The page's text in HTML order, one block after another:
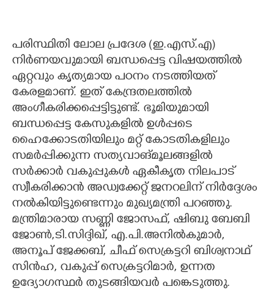
പരിസ്ഥിതി ലോല പ്രദേശ (ഇ.എസ്.എ)
നിർണയവുമായി ബന്ധപ്പെട്ട വിഷയത്തിൽ
ഏറ്റവും കൃത്യമായ പഠനം നടത്തിയത്
കേരളമാണ്. ഇത് കേന്ദ്രതലത്തിൽ
അംഗീകരിക്കപ്പെട്ടിട്ടുണ്ട്. ഭൂമിയുമായി
ബന്ധപ്പെട്ട കേസുകളിൽ ഉൾപ്പടെ
ഹൈക്കോടതിയിലും മറ്റ് കോടതികളിലും
സമർപ്പിക്കുന്ന സത്യവാങ്മൂലങ്ങളിൽ
സർക്കാർ വകുപ്പുകൾ ഏകീകൃത നിലപാട്
സ്വീകരിക്കാൻ അഡ്വക്കേറ്റ് ജനറലിന് നിർദ്ദേശം
നൽകിയിട്ടുണ്ടെന്നും മുഖ്യമന്ത്രി പറഞ്ഞു.
മന്ത്രിമാരായ സണ്ണി ജോസഫ്, ഷിബു ബേബി
ജോൺ,ടി.സിദ്ദിഖ്, എ.പി.അനിൽകുമാർ,
അനൂപ് ജേക്കബ്, ചീഫ് സെക്രട്ടറി ബിശ്വനാഥ്
സിൻഹ, വകുപ്പ് സെക്രട്ടറിമാർ, ഉന്നത
ഉദ്യോഗസ്ഥർ തുടങ്ങിയവർ പങ്കെടുത്തു.